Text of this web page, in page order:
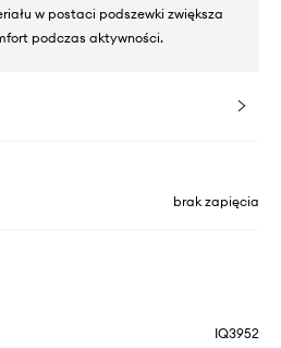
w postaci podszewki zwiększa
podczas aktywności.
brak zapięcia
IQ3952